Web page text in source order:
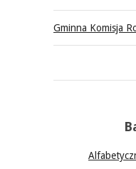
Gminna Komisja